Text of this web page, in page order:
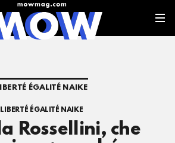
ÉGALITÉ NAIKE
LIBERTÉ ÉGALITÉ NAIKE
Rossellini, che